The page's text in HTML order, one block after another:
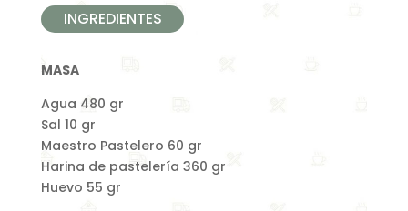
INGREDIENTES
MASA
Agua 480 gr
Sal 10 gr
Maestro Pastelero 60 gr
Harina de pastelería 360 gr
Huevo 55 gr